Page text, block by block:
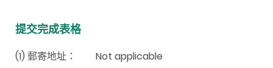
提交完成表格
(1) 郵寄地址：
Not applicable